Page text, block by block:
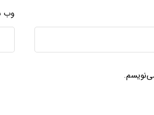
وب‌